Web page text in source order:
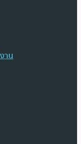
าน